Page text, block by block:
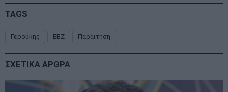
TAGS
Γερούκης ΕΒΖ Παραιτηση
ΣΧΕΤΙΚΑ ΑΡΘΡΑ